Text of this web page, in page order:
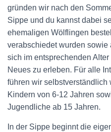
gründen wir nach den
Sippe und du kannst dabei
ehemaligen Wölflingen
verabschiedet wurden
sich im entsprechenden
Neues zu erleben. Für alle
führen wir selbstverständlich
Kindern von 6-12 Jahren
Jugendliche ab 15 Jahren.
In der Sippe beginnt die